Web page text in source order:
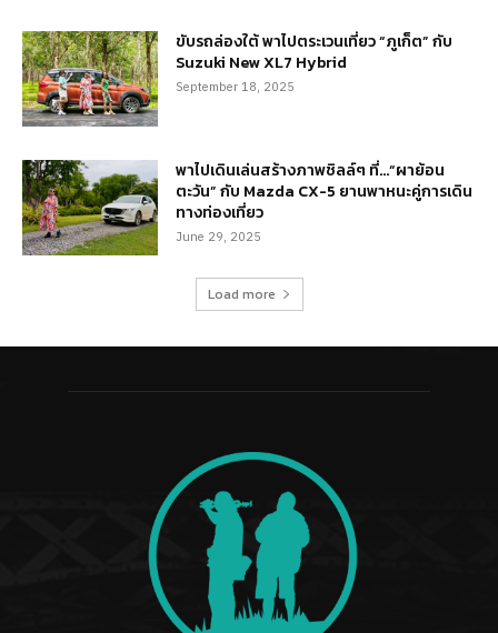
ขับรถล่องใต้ พาไปตระเวนเที่ยว “ภูเก็ต” กับ
Suzuki New XL7 Hybrid
September 18, 2025
พาไปเดินเล่นสร้างภาพชิลล์ๆ ที่…“ผาย้อน
ตะวัน” กับ Mazda CX-5 ยานพาหนะคู่การเดิน
ทางท่องเที่ยว
June 29, 2025
Load more